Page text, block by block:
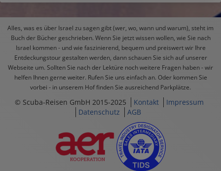
Alles, was es über Israel zu sagen gibt (wer, wo, wann und warum), steht im
Buch der Bücher geschrieben. Wenn Sie jetzt wissen wollen, wie Sie nach
Israel kommen - und wie faszinierend, bequem und preiswert wir Ihre
Entdeckungstour gestalten werden, dann schauen Sie sich auf unserer
Webseite um. Sollten Sie nach der Lektüre noch weitere Fragen haben - wir
helfen Ihnen gerne weiter. Rufen Sie uns einfach an. Oder kommen Sie
vorbei - in unserem Hof finden Sie ausreichend Parkplätze.
© Scuba-Reisen GmbH 2015-2025 Kontakt
Impressum
Datenschutz
AGB